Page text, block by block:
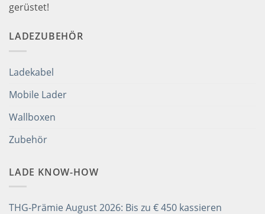
gerüstet!
LADEZUBEHÖR
Ladekabel
Mobile Lader
Wallboxen
Zubehör
LADE KNOW-HOW
THG-Prämie August 2026: Bis zu € 450 kassieren